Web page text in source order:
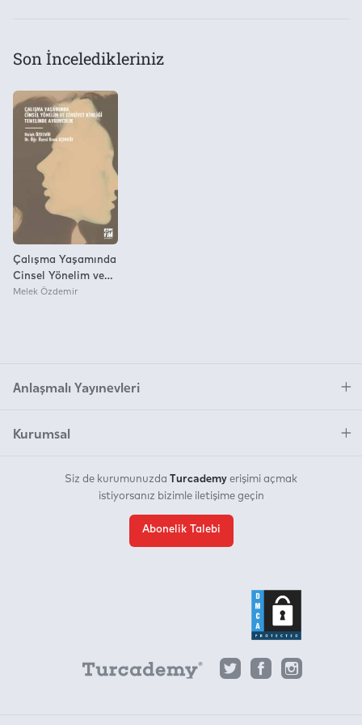
Son İnceledikleriniz
Çalışma Yaşamında
Cinsel Yönelim ve
Cinsiyet Kimliği
Melek Özdemir
Anlaşmalı Yayınevleri
Kurumsal
Siz de kurumunuzda Turcademy erişimi açmak
istiyorsanız bizimle iletişime geçin
Abonelik Talebi